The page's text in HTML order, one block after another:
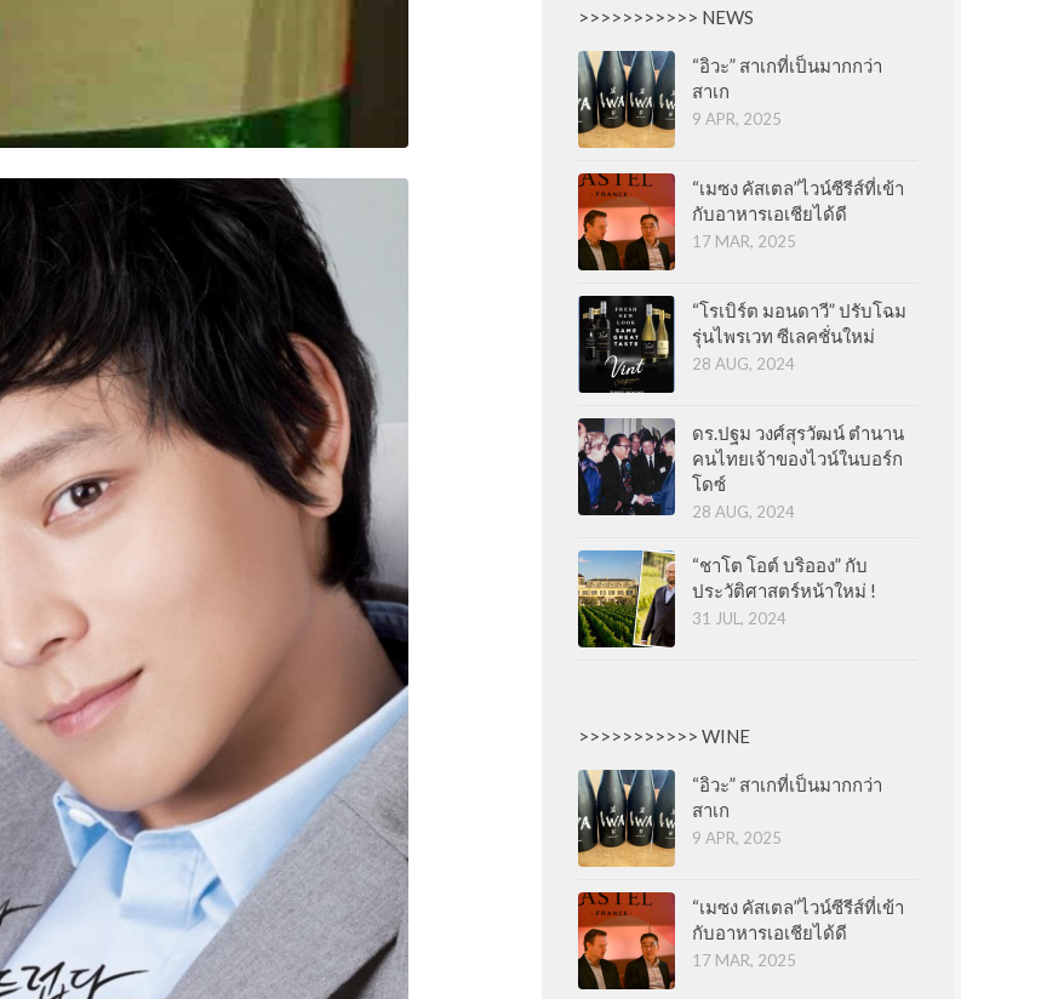
>>>>>>>>>>> NEWS
“อิวะ” สาเกที่เป็นมากกว่า
สาเก
9 APR, 2025
“เมซง คัสเตล”ไวน์ซีรีส์ที่เข้า
กับอาหารเอเชียได้ดี
17 MAR, 2025
“โรเบิร์ต มอนดาวี” ปรับโฉม
รุ่นไพรเวท ซีเลคชั่นใหม่
28 AUG, 2024
ดร.ปฐม วงศ์สุรวัฒน์ ตำนาน
คนไทยเจ้าของไวน์ในบอร์ก
โดซ์
28 AUG, 2024
“ชาโต โอต์ บริออง” กับ
ประวัติศาสตร์หน้าใหม่ !
31 JUL, 2024
>>>>>>>>>>> WINE
“อิวะ” สาเกที่เป็นมากกว่า
สาเก
9 APR, 2025
“เมซง คัสเตล”ไวน์ซีรีส์ที่เข้า
กับอาหารเอเชียได้ดี
17 MAR, 2025